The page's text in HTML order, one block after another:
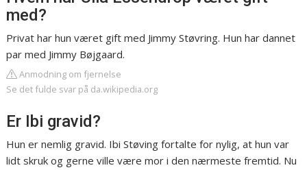
med?
Privat har hun været gift med Jimmy Støvring. Hun har dannet
par med Jimmy Bøjgaard.
Anmodning om fjernelse
Se det fulde svar på da.wikipedia.org
Er Ibi gravid?
Hun er nemlig gravid. Ibi Støving fortalte for nylig, at hun var
lidt skruk og gerne ville være mor i den nærmeste fremtid. Nu